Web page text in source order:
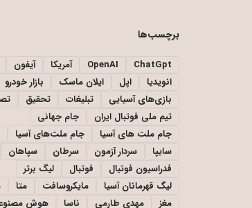
برچسب‌ها
ChatGpt
OpenAI آمریکا آیفون
انویدیا
اپل ایلان ماسک
بازار خودرو
بازی‌های آسیایی
تبلیغات تحقیق
تیم ملی فوتبال ایران
جام جهانی
جام ملت های آسیا
جام ملت‌های آسیا
سایپا
سردار آزمون سرطان سپاهان
فدراسیون فوتبال
فوتبال
لیگ برتر
لیگ قهرمانان آسیا
مایکروسافت متا
مغز
مهدی طارمی ناسا هوش